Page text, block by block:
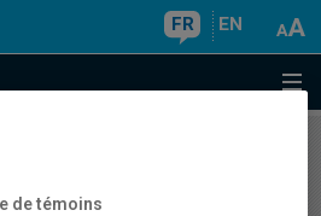
FR EN
de témoins